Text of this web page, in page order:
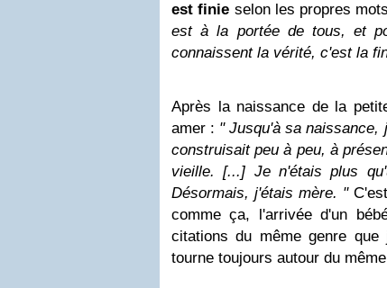
est finie selon les propres
est à la portée de tous, et
connaissent la vérité, c'est la
Après la naissance de la
amer : " Jusqu'à sa naissance,
construisait peu à peu, à
vieille. [...] Je n'étais plus
Désormais, j'étais mère. "
comme ça, l'arrivée d'un
citations du même genre
tourne toujours autour du